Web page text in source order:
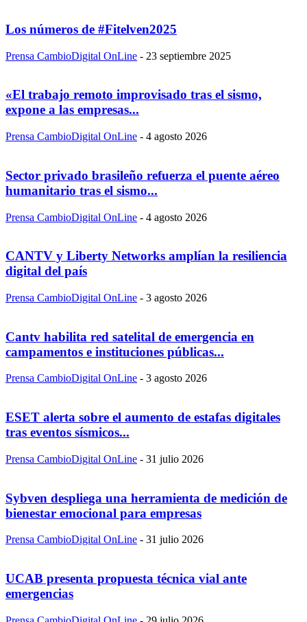
Los números de #Fitelven2025
Prensa CambioDigital OnLine - 23 septiembre 2025
«El trabajo remoto improvisado tras el sismo,
expone a las empresas...
Prensa CambioDigital OnLine - 4 agosto 2026
Sector privado brasileño refuerza el puente aéreo
humanitario tras el sismo...
Prensa CambioDigital OnLine - 4 agosto 2026
CANTV y Liberty Networks amplían la resiliencia
digital del país
Prensa CambioDigital OnLine - 3 agosto 2026
Cantv habilita red satelital de emergencia en
campamentos e instituciones públicas...
Prensa CambioDigital OnLine - 3 agosto 2026
ESET alerta sobre el aumento de estafas digitales
tras eventos sísmicos...
Prensa CambioDigital OnLine - 31 julio 2026
Sybven despliega una herramienta de medición de
bienestar emocional para empresas
Prensa CambioDigital OnLine - 31 julio 2026
UCAB presenta propuesta técnica vial ante
emergencias